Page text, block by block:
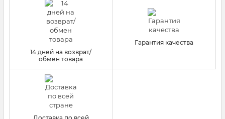
14 дней на возврат/
обмен товара
Гарантия качества